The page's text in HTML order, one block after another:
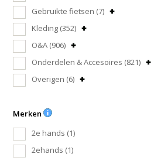
Gebruikte fietsen (7)
Kleding (352)
O&A (906)
Onderdelen & Accesoires (821)
Overigen (6)
Merken
2e hands (1)
2ehands (1)